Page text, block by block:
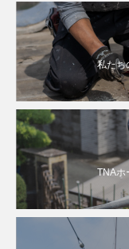
私たち
TNAホ